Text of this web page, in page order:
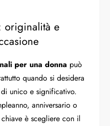
originalità e
per una donna può
quando si desidera
unico e significativo.
anniversario o
è scegliere con il